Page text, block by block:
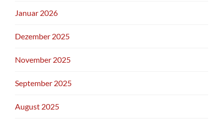
Januar 2026
Dezember 2025
November 2025
September 2025
August 2025